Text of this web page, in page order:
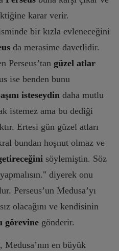
karar verir.
bir kızla evleneceğini
da merasime davetlidir.
Perseus’tan güzel atlar
ise benden bunu
isteseydin daha mutlu
istemez ama bu dediği
Ertesi gün güzel atları
bundan hoşnut olmaz ve
söylemiştin. Söz
diyerek onu
Perseus’un Medusa’yı
olacağını ve kendisinin
görevine gönderir.
, Medusa’nın en büyük